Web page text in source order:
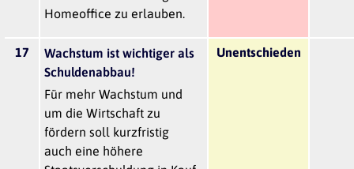
Homeoffice zu erlauben.
17
Wachstum ist wichtiger als
Schuldenabbau!
Für mehr Wachstum und
um die Wirtschaft zu
fördern soll kurzfristig
auch eine höhere
Unentschieden